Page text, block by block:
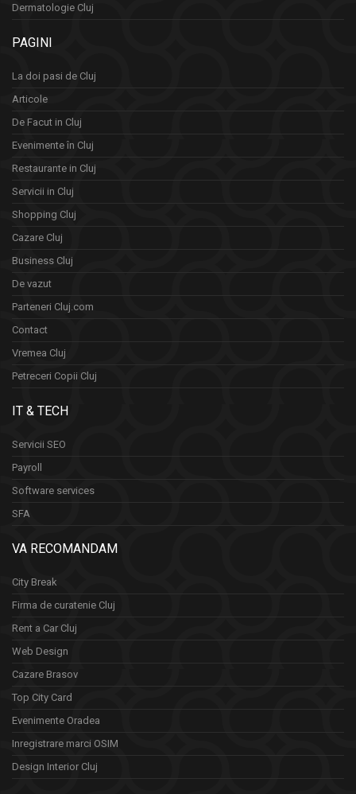
Dermatologie Cluj
PAGINI
La doi pasi de Cluj
Articole
De Facut in Cluj
Evenimente în Cluj
Restaurante in Cluj
Servicii in Cluj
Shopping Cluj
Cazare Cluj
Business Cluj
De vazut
Parteneri Cluj.com
Contact
Vremea Cluj
Petreceri Copii Cluj
IT & TECH
Servicii SEO
Payroll
Software services
SFA
VA RECOMANDAM
City Break
Firma de curatenie Cluj
Rent a Car Cluj
Web Design
Cazare Brasov
Top City Card
Evenimente Oradea
Inregistrare marci OSIM
Design Interior Cluj